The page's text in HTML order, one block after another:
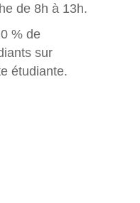
de 8h à 13h.
% de
sur
étudiante.